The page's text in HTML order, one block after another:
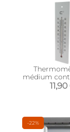
médium
(Gris -
-22%